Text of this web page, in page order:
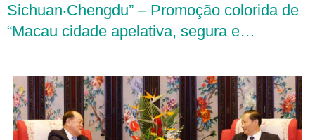
Sichuan‧Chengdu” – Promoção colorida de
“Macau cidade apelativa, segura e